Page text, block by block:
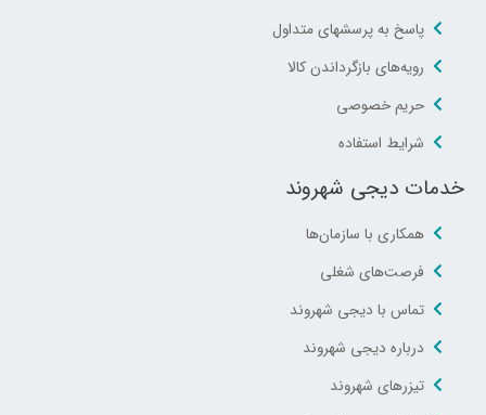
پاسخ به پرسشهای متداول
رویه‌های بازگرداندن کالا
حریم خصوصی
شرایط استفاده
خدمات دیجی شهروند
همکاری با سازمان‌ها
فرصت‌های شغلی
تماس با دیجی شهروند
درباره دیجی شهروند
تیزرهای شهروند